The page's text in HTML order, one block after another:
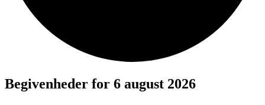
Begivenheder for 6 august 2026